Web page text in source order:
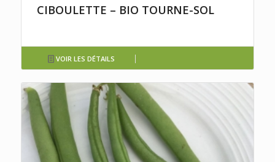
CIBOULETTE – BIO TOURNE-SOL
VOIR LES DÉTAILS